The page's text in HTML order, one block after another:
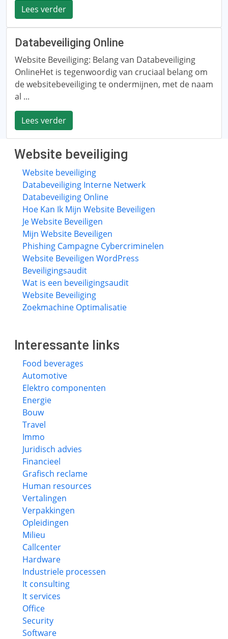
Lees verder
Databeveiliging Online
Website Beveiliging: Belang van Databeveiliging
OnlineHet is tegenwoordig van cruciaal belang om
de websitebeveiliging te ondermijnen, met de naam
al ...
Lees verder
Website beveiliging
Website beveiliging
Databeveiliging Interne Netwerk
Databeveiliging Online
Hoe Kan Ik Mijn Website Beveiligen
Je Website Beveiligen
Mijn Website Beveiligen
Phishing Campagne Cybercriminelen
Website Beveiligen WordPress
Beveiligingsaudit
Wat is een beveiligingsaudit
Website Beveiliging
Zoekmachine Optimalisatie
Interessante links
Food beverages
Automotive
Elektro componenten
Energie
Bouw
Travel
Immo
Juridisch advies
Financieel
Grafisch reclame
Human resources
Vertalingen
Verpakkingen
Opleidingen
Milieu
Callcenter
Hardware
Industriele processen
It consulting
It services
Office
Security
Software